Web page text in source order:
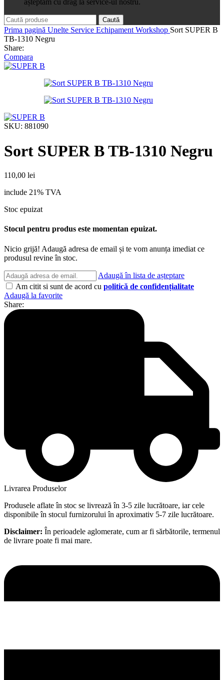
așteptăm cu drag la service-ul nostru.
Caută
Prima pagină Unelte Service Echipament Workshop Sort SUPER B
TB-1310 Negru
Share:
Compara
SKU: 881090
Sort SUPER B TB-1310 Negru
110,00 lei
include 21% TVA
Stoc epuizat
Stocul pentru produs este momentan epuizat.
Nicio grijă! Adaugă adresa de email și te vom anunța imediat ce
produsul revine în stoc.
Adaugă în lista de așteptare
Am citit si sunt de acord cu politică de confidențialitate
Adaugă la favorite
Share:
Livrarea Produselor
Produsele aflate în stoc se livrează în 3-5 zile lucrătoare, iar cele
disponibile în stocul furnizorului în aproximativ 5-7 zile lucrătoare.
Disclaimer: În perioadele aglomerate, cum ar fi sărbătorile, termenul
de livrare poate fi mai mare.